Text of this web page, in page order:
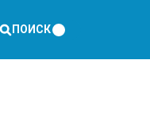
ПОИСК